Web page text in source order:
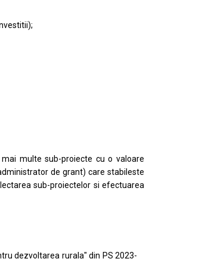
multe sub-proiecte cu o valoare
de grant) care stabileste
sub-proiectelor si efectuarea
dezvoltarea rurala" din PS 2023-